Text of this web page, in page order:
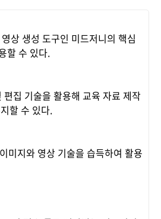
상 생성 도구인 미드저니의 핵심
할 수 있다.
집 기술을 활용해 교육 자료 제작
할 수 있다.
미지와 영상 기술을 습득하여 활용